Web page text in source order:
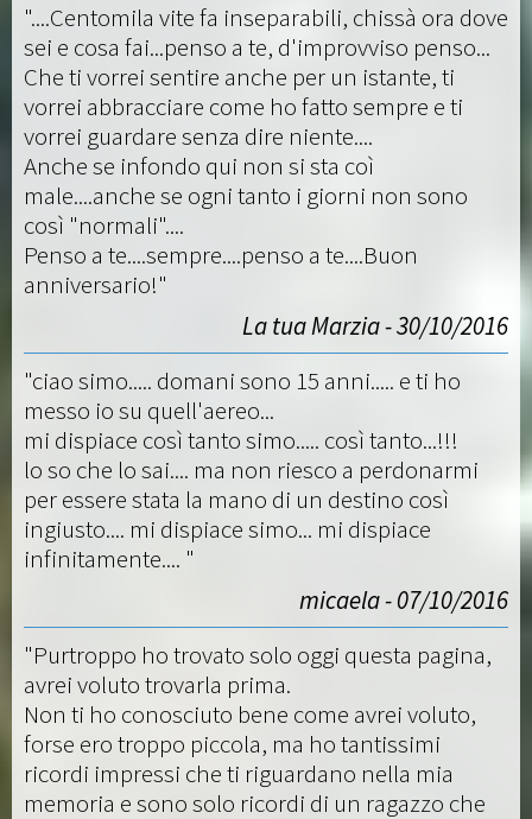
"....Centomila vite fa inseparabili, chissà ora dove
sei e cosa fai...penso a te, d'improvviso penso...
Che ti vorrei sentire anche per un istante, ti
vorrei abbracciare come ho fatto sempre e ti
vorrei guardare senza dire niente....
Anche se infondo qui non si sta coì
male....anche se ogni tanto i giorni non sono
così "normali"....
Penso a te....sempre....penso a te....Buon
anniversario!"
La tua Marzia - 30/10/2016
"ciao simo..... domani sono 15 anni..... e ti ho
messo io su quell'aereo...
mi dispiace così tanto simo..... così tanto...!!!
lo so che lo sai.... ma non riesco a perdonarmi
per essere stata la mano di un destino così
ingiusto.... mi dispiace simo... mi dispiace
infinitamente.... "
micaela - 07/10/2016
"Purtroppo ho trovato solo oggi questa pagina,
avrei voluto trovarla prima.
Non ti ho conosciuto bene come avrei voluto,
forse ero troppo piccola, ma ho tantissimi
ricordi impressi che ti riguardano nella mia
memoria e sono solo ricordi di un ragazzo che